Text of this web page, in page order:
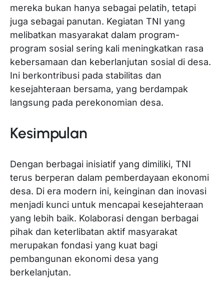
mereka bukan hanya sebagai pelatih, tetapi
juga sebagai panutan. Kegiatan TNI yang
melibatkan masyarakat dalam program-
program sosial sering kali meningkatkan rasa
kebersamaan dan keberlanjutan sosial di desa.
Ini berkontribusi pada stabilitas dan
kesejahteraan bersama, yang berdampak
langsung pada perekonomian desa.
Kesimpulan
Dengan berbagai inisiatif yang dimiliki, TNI
terus berperan dalam pemberdayaan ekonomi
desa. Di era modern ini, keinginan dan inovasi
menjadi kunci untuk mencapai kesejahteraan
yang lebih baik. Kolaborasi dengan berbagai
pihak dan keterlibatan aktif masyarakat
merupakan fondasi yang kuat bagi
pembangunan ekonomi desa yang
berkelanjutan.